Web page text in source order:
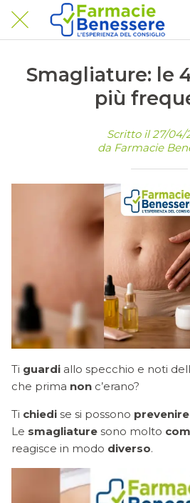
Smagliature: le
più
Scritto il 27/04/
da Farmacie
Ti guardi allo specchio e noti
che prima non c’erano?
Ti chiedi se si possono prevenire
Le smagliature sono molto
reagisce in modo diverso.